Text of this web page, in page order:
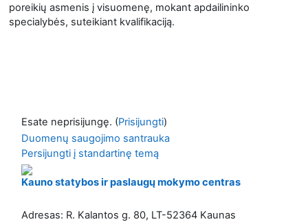
poreikių asmenis į visuomenę, mokant apdailininko
specialybės, suteikiant kvalifikaciją.
Esate neprisijungę. (Prisijungti)
Duomenų saugojimo santrauka
Persijungti į standartinę temą
Kauno statybos ir paslaugų mokymo centras
Adresas: R. Kalantos g. 80, LT-52364 Kaunas